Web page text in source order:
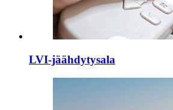
LVI-jäähdytysala